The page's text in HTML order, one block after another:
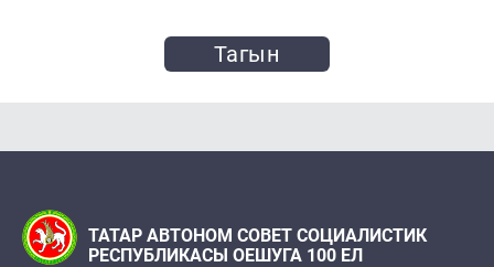
Тагын
ТАТАР АВТОНОМ СОВЕТ СОЦИАЛИСТИК
РЕСПУБЛИКАСЫ ОЕШУГА 100 ЕЛ